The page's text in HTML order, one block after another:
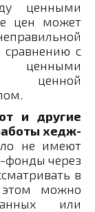
ценными
цен может
с
ценными
ценной
и другие
хедж-
не имеют
фонды через
в
этом можно
или